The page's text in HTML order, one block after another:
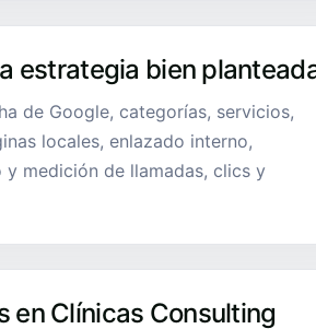
estrategia bien
de Google, categorías, servicios,
locales, enlazado interno,
medición de llamadas, clics y
en Clínicas Consulting